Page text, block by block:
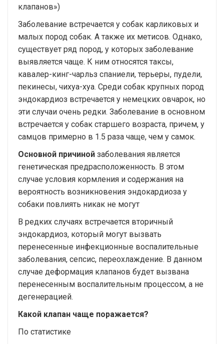
клапанов»)
Заболевание встречается у собак карликовых и
малых пород собак. А также их метисов. Однако,
существует ряд пород, у которых заболевание
выявляется чаще. К ним относятся таксы,
кавалер-кинг-чарльз спаниели, терьеры, пудели,
пекинесы, чихуа-хуа. Среди собак крупных пород
эндокардиоз встречается у немецких овчарок, но
эти случаи очень редки. Заболевание в основном
встречается у собак старшего возраста, причем, у
самцов примерно в 1.5 раза чаще, чем у самок.
Основной причиной заболевания является
генетическая предрасположенность. В этом
случае условия кормления и содержания на
вероятность возникновения эндокардиоза у
собаки повлиять никак не могут
В редких случаях встречается вторичный
эндокардиоз, который могут вызвать
перенесенные инфекционные воспалительные
заболевания, сепсис, переохлаждение. В данном
случае деформация клапанов будет вызвана
перенесенным воспалительным процессом, а не
дегенерацией.
Какой клапан чаще поражается?
По статистике